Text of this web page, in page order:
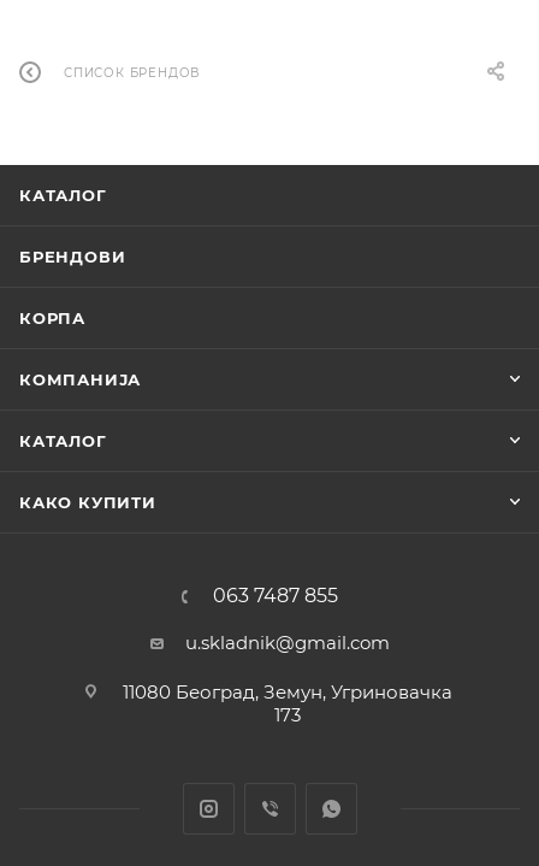
СПИСОК БРЕНДОВ
КАТАЛОГ
БРЕНДОВИ
КОРПА
КОМПАНИЈА
КАТАЛОГ
КАКО КУПИТИ
063 7487 855
u.skladnik@gmail.com
11080 Београд, Земун, Угриновачка
173